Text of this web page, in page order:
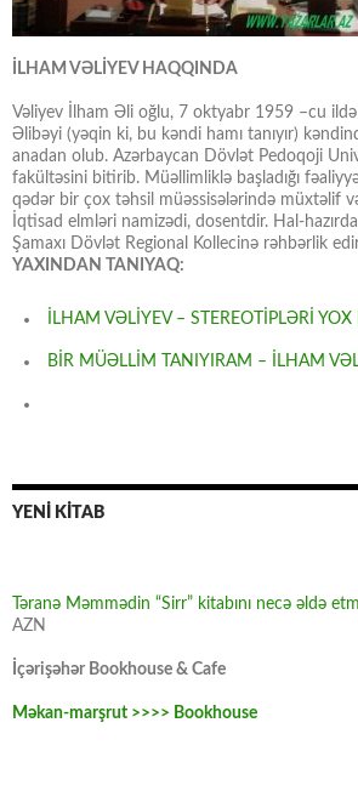
İLHAM VƏLİYEV HAQQINDA
Vəliyev İlham Əli oğlu, 7 oktyabr 1959 –cu
Əlibəyi (yəqin ki, bu kəndi hamı tanıyır)
anadan olub. Azərbaycan Dövlət Pedoqoji
fakültəsini bitirib. Müəllimliklə başladığı
qədər bir çox təhsil müəssisələrində müxtəlif
İqtisad elmləri namizədi, dosentdir. Hal-
Şamaxı Dövlət Regional Kollecinə rəhbərlik
YAXINDAN TANIYAQ:
İLHAM VƏLİYEV – STEREOTİPLƏRİ
BİR MÜƏLLİM TANIYIRAM – İLHAM
YENİ KİTAB
Təranə Məmmədin “Sirr” kitabını necə əldə
AZN
İçərişəhər Bookhouse & Cafe
Məkan-marşrut >>>> Bookhouse